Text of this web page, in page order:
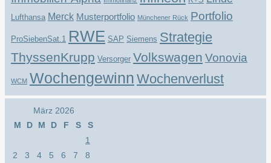
Lufthansa Merck Musterportfolio Münchener Rück Portfolio
ProSiebenSat.1 RWE SAP Siemens Strategie
ThyssenKrupp Versorger Volkswagen Vonovia
WCM Wochengewinn Wochenverlust
März 2026
M
D M D F S
S
1
2
3 4 5 6 7
8